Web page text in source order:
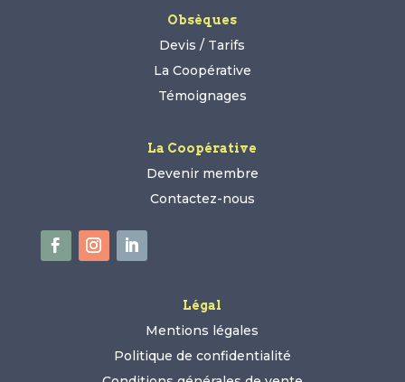
Obsèques
Devis / Tarifs
La Coopérative
Témoignages
La Coopérative
Devenir membre
Contactez-nous
Légal
Mentions légales
Politique de confidentialité